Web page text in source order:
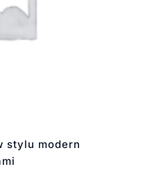
stylu modern